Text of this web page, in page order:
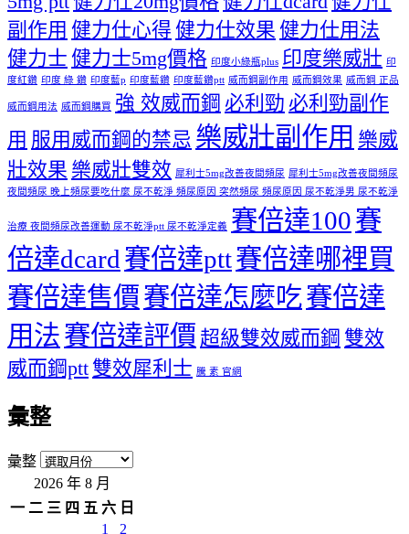
副作用 健力仕心得 健力仕效果 健力仕用法
健力士 健力士5mg價格 印度小綠瓶plus 印度樂威壯 印
度紅鑽 印度 綠 鑽 印度藍p 印度藍鑽 印度藍鑽ptt 威而鋼副作用 威而鋼效果 威而鋼 正品
威而鋼用法 威而鋼購買 強 效威而鋼 必利勁 必利勁副作
用 服用威而鋼的禁忌 樂威壯副作用 樂威
壯效果 樂威壯雙效 犀利士5mg改善夜間頻尿 犀利士5mg改善夜間頻尿
夜間頻尿 晚上頻尿要吃什麼 尿不乾淨 頻尿原因 突然頻尿 頻尿原因 尿不乾淨男 尿不乾淨
治療 夜間頻尿改善運動 尿不乾淨ptt 尿不乾淨定義 賽倍達100賽
倍達dcard 賽倍達ptt賽倍達哪裡買
賽倍達售價 賽倍達怎麼吃賽倍達
用法賽倍達評價 超級雙效威而鋼 雙效
威而鋼ptt 雙效犀利士 騰 素 官網
彙整
彙整
2026 年 8 月
一 二 三 四 五 六 日
1
2